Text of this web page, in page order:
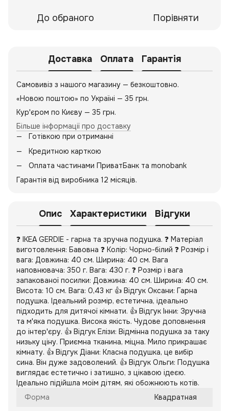
До обраного Порівняти
Доставка Оплата Гарантія
Самовивіз з нашого магазину — безкоштовно.
«Новою поштою» по Україні — 35 грн.
Кур'єром по Києву — 35 грн.
Більше інформації про доставку
Готівкою при отриманні
Кредитною карткою
Оплата частинами ПриватБанк та monobank
Гарантія від виробника 12 місяців.
Опис Характеристики Відгуки
❓ IKEA GERDIE - гарна та зручна подушка. ❓ Матеріал
виготовлення: Бавовна ❓ Колір: Чорно-білий ❓ Розмір і
вага: Довжина: 40 см. Ширина: 40 см. Вага
наповнювача: 350 г. Вага: 430 г. ❓ Розмір і вага
запакованої посилки: Довжина: 40 см. Ширина: 40 см.
Висота: 10 см. Вага: 0,43 кг 👍 Відгук Оксани: Гарна
подушка. Ідеальний розмір, естетична, ідеально
підходить для дитячої кімнати. 👍 Відгук Інни: Зручна
та м'яка подушка. Висока якість. Чудове доповнення
до інтер'єру. 👍 Відгук Елізи: Відмінна подушка за таку
низьку ціну. Приємна тканина, міцна. Мило прикрашає
кімнату. 👍 Відгук Діани: Класна подушка, це вибір
сина. Він дуже задоволений. 👍 Відгук Ольги: Подушка
виглядає естетично і затишно, з цікавою ідеєю.
Ідеально підійшла моїм дітям, які обожнюють котів.
Форма
Квадратная